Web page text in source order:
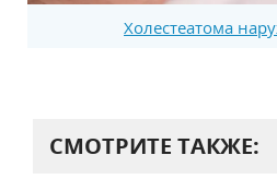
Холестеатома
СМОТРИТЕ ТАКЖЕ: